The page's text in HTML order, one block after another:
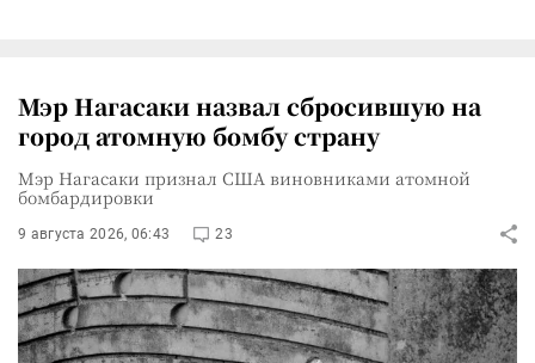
Мэр Нагасаки назвал сбросившую на
город атомную бомбу страну
Мэр Нагасаки признал США виновниками атомной
бомбардировки
9 августа 2026, 06:43 23